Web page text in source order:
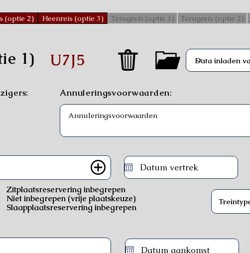
(optie 2) Heenreis (optie 3) Terugreis (optie 1) Terugreis (optie 2)
1) U7J5
Annuleringsvoorwaarden:
Zitplaatsreservering inbegrepen
Niet inbegrepen (vrije plaatskeuze)
Slaapplaatsreservering inbegrepen